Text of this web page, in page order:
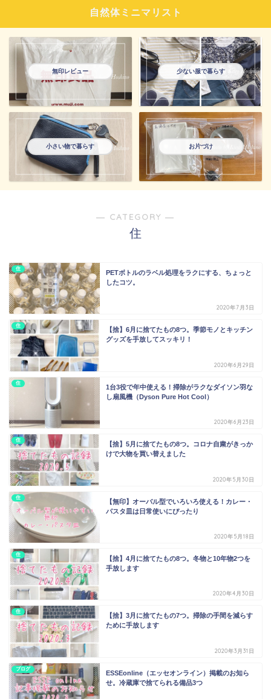
自然体ミニマリスト
無印レビュー 少ない服で暮らす
小さい物で暮らす お片づけ
― CATEGORY ―
住
住
PETボトルのラベル処理をラクにする、ちょっと
したコツ。
2020年7月3日
住
【捨】6月に捨てたもの8つ。季節モノとキッチン
グッズを手放してスッキリ！
2020年6月29日
住
1台3役で年中使える！掃除がラクなダイソン羽な
し扇風機（Dyson Pure Hot Cool）
2020年6月23日
住
【捨】5月に捨てたもの8つ。コロナ自粛がきっか
けで大物を買い替えました
2020年5月30日
住
【無印】オーバル型でいろいろ使える！カレー・
パスタ皿は日常使いにぴったり
2020年5月18日
住
【捨】4月に捨てたもの8つ。冬物と10年物2つを
手放します
2020年4月30日
住
【捨】3月に捨てたもの7つ。掃除の手間を減らす
ために手放します
2020年3月31日
ブログ
ESSEonline（エッセオンライン）掲載のお知ら
せ。冷蔵庫で捨てられる備品3つ